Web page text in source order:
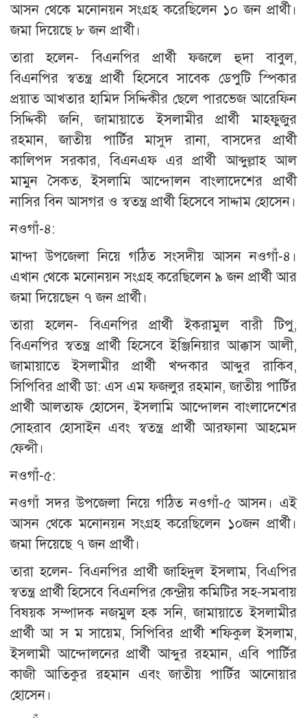
আসন থেকে মনোনয়ন সংগ্রহ করেছিলেন ১০ জন প্রার্থী।
জমা দিয়েছে ৮ জন প্রার্থী।
তারা হলেন- বিএনপির প্রার্থী ফজলে হুদা বাবুল,
বিএনপির স্বতন্ত্র প্রার্থী হিসেবে সাবেক ডেপুটি স্পিকার
প্রয়াত আখতার হামিদ সিদ্দিকীর ছেলে পারভেজ আরেফিন
সিদ্দিকী জনি, জামায়াতে ইসলামীর প্রার্থী মাহফুজুর
রহমান, জাতীয় পার্টির মাসুদ রানা, বাসদের প্রার্থী
কালিপদ সরকার, বিএনএফ এর প্রার্থী আব্দুল্লাহ আল
মামুন সৈকত, ইসলামি আন্দোলন বাংলাদেশের প্রার্থী
নাসির বিন আসগর ও স্বতন্ত্র প্রার্থী হিসেবে সাদ্দাম হোসেন।
নওগাঁ-৪:
মান্দা উপজেলা নিয়ে গঠিত সংসদীয় আসন নওগাঁ-৪।
এখান থেকে মনোনয়ন সংগ্রহ করেছিলেন ৯ জন প্রার্থী আর
জমা দিয়েছেন ৭ জন প্রার্থী।
তারা হলেন- বিএনপির প্রার্থী ইকরামুল বারী টিপু,
বিএনপির স্বতন্ত্র প্রার্থী হিসেবে ইঞ্জিনিয়ার আক্কাস আলী,
জামায়াতে ইসলামীর প্রার্থী খন্দকার আব্দুর রাকিব,
সিপিবির প্রার্থী ডা: এস এম ফজলুর রহমান, জাতীয় পার্টির
প্রার্থী আলতাফ হোসেন, ইসলামি আন্দোলন বাংলাদেশের
সোহরাব হোসাইন এবং স্বতন্ত্র প্রার্থী আরফানা আহমেদ
ফেন্সী।
নওগাঁ-৫:
নওগাঁ সদর উপজেলা নিয়ে গঠিত নওগাঁ-৫ আসন। এই
আসন থেকে মনোনয়ন সংগ্রহ করেছিলেন ১০জন প্রার্থী।
জমা দিয়েছে ৭ জন প্রার্থী।
তারা হলেন- বিএনপির প্রার্থী জাহিদুল ইসলাম, বিএপির
স্বতন্ত্র প্রার্থী হিসেবে বিএনপির কেন্দ্রীয় কমিটির সহ-সমবায়
বিষয়ক সম্পাদক নজমুল হক সনি, জামায়াতে ইসলামীর
প্রার্থী আ স ম সায়েম, সিপিবির প্রার্থী শফিকুল ইসলাম,
ইসলামী আন্দোলনের প্রার্থী আব্দুর রহমান, এবি পার্টির
কাজী আতিকুর রহমান এবং জাতীয় পার্টির আনোয়ার
হোসেন।